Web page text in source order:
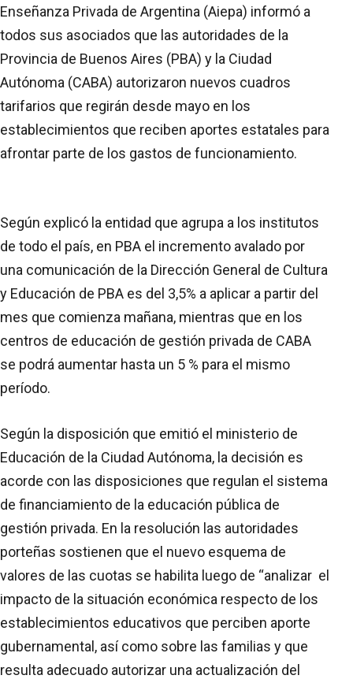
Enseñanza Privada de Argentina (Aiepa) informó a
todos sus asociados que las autoridades de la
Provincia de Buenos Aires (PBA) y la Ciudad
Autónoma (CABA) autorizaron nuevos cuadros
tarifarios que regirán desde mayo en los
establecimientos que reciben aportes estatales para
afrontar parte de los gastos de funcionamiento.
Según explicó la entidad que agrupa a los institutos
de todo el país, en PBA el incremento avalado por
una comunicación de la Dirección General de Cultura
y Educación de PBA es del 3,5% a aplicar a partir del
mes que comienza mañana, mientras que en los
centros de educación de gestión privada de CABA
se podrá aumentar hasta un 5 % para el mismo
período.
Según la disposición que emitió el ministerio de
Educación de la Ciudad Autónoma, la decisión es
acorde con las disposiciones que regulan el sistema
de financiamiento de la educación pública de
gestión privada. En la resolución las autoridades
porteñas sostienen que el nuevo esquema de
valores de las cuotas se habilita luego de “analizar el
impacto de la situación económica respecto de los
establecimientos educativos que perciben aporte
gubernamental, así como sobre las familias y que
resulta adecuado autorizar una actualización del